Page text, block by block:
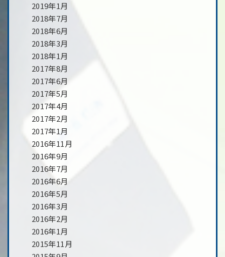
2019年1月
2018年7月
2018年6月
2018年3月
2018年1月
2017年8月
2017年6月
2017年5月
2017年4月
2017年2月
2017年1月
2016年11月
2016年9月
2016年7月
2016年6月
2016年5月
2016年3月
2016年2月
2016年1月
2015年11月